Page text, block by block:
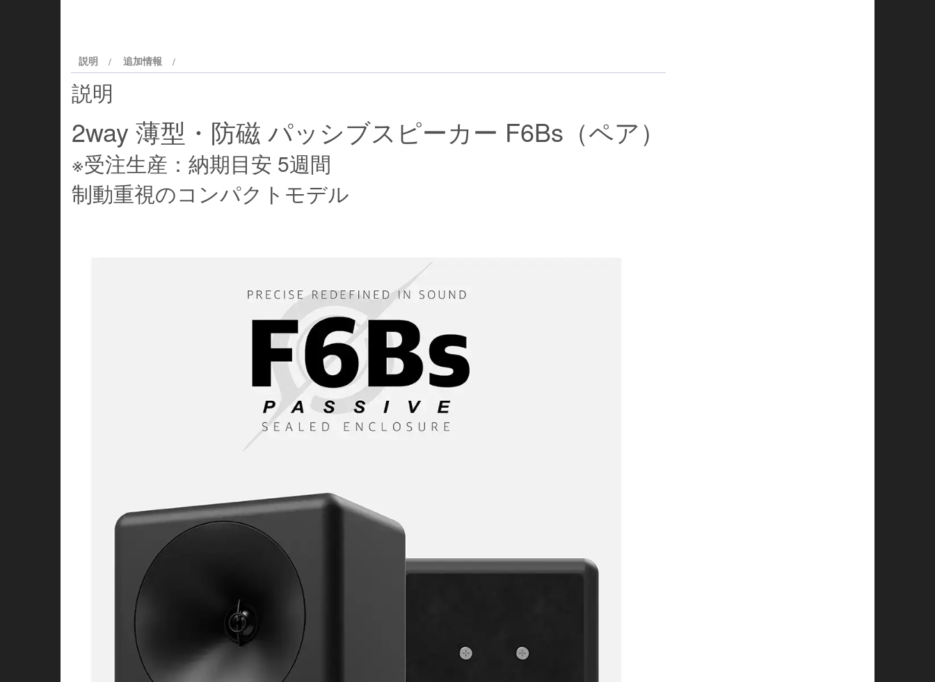
ー:F6Bs
説明 追加情報
説明
2way 薄型・防磁 パッシブスピーカー F6Bs（ペア）
※受注生産：納期目安 5週間
制動重視のコンパクトモデル